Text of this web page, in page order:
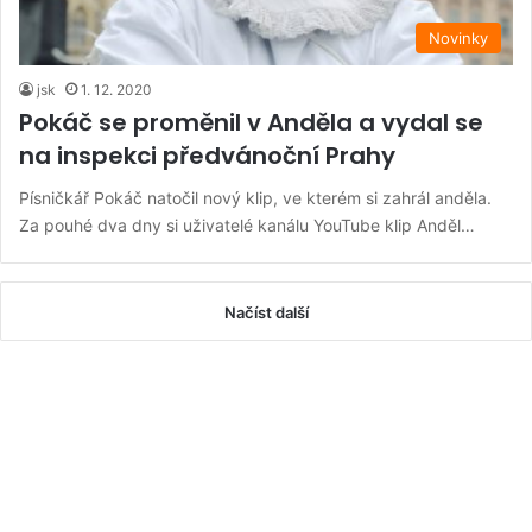
Novinky
jsk 1. 12. 2020
Pokáč se proměnil v Anděla a vydal se
na inspekci předvánoční Prahy
Písničkář Pokáč natočil nový klip, ve kterém si zahrál anděla.
Za pouhé dva dny si uživatelé kanálu YouTube klip Anděl…
Načíst další